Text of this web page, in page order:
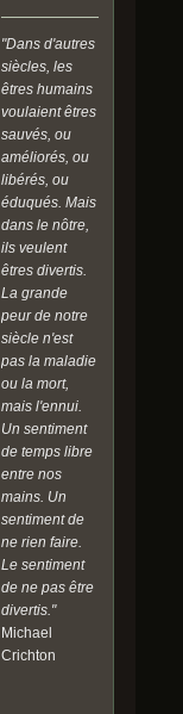
"Dans d'autres
siècles, les
êtres humains
voulaient êtres
sauvés, ou
améliorés, ou
libérés, ou
éduqués. Mais
dans le nôtre,
ils veulent
êtres divertis.
La grande
peur de notre
siècle n'est
pas la maladie
ou la mort,
mais l'ennui.
Un sentiment
de temps libre
entre nos
mains. Un
sentiment de
ne rien faire.
Le sentiment
de ne pas être
divertis."
Michael
Crichton